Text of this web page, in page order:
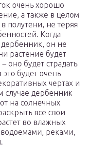
очень хорошо
а также в целом
полутени, не теряя
Когда
дербенник, он не
растение будет
оно будет страдать
будет очень
чертах и
случае дербенник
на солнечных
все свои
во влажных
водоемами, реками,